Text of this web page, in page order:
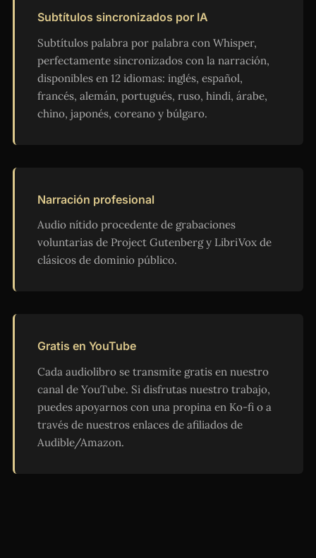
Subtítulos sincronizados por IA
Subtítulos palabra por palabra con Whisper,
perfectamente sincronizados con la narración,
disponibles en 12 idiomas: inglés, español,
francés, alemán, portugués, ruso, hindi, árabe,
chino, japonés, coreano y búlgaro.
Narración profesional
Audio nítido procedente de grabaciones
voluntarias de Project Gutenberg y LibriVox de
clásicos de dominio público.
Gratis en YouTube
Cada audiolibro se transmite gratis en nuestro
canal de YouTube. Si disfrutas nuestro trabajo,
puedes apoyarnos con una propina en Ko-fi o a
través de nuestros enlaces de afiliados de
Audible/Amazon.